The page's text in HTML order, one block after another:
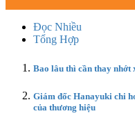
Đọc Nhiều
Tổng Hợp
Bao lâu thì cần thay nhớt
Giám đốc Hanayuki chi
của thương hiệu